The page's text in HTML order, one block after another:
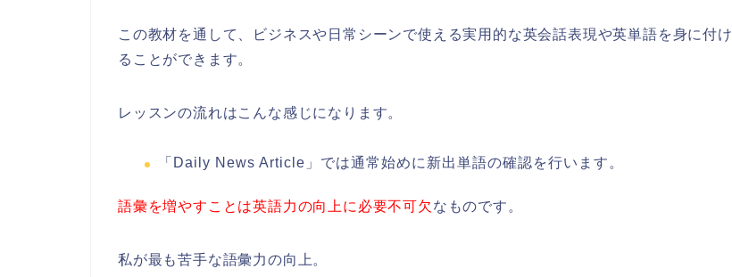
この教材を通して、ビジネスや日常シーンで使える実用的な英会話表現や英単語を身に付け
ることができます。
レッスンの流れはこんな感じになります。
「Daily News Article」では通常始めに新出単語の確認を行います。
語彙を増やすことは英語力の向上に必要不可欠 なものです。
私が最も苦手な語彙力の向上。